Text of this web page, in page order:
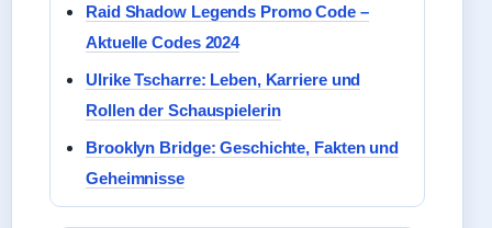
Raid Shadow Legends Promo Code –
Aktuelle Codes 2024
Ulrike Tscharre: Leben, Karriere und
Rollen der Schauspielerin
Brooklyn Bridge: Geschichte, Fakten und
Geheimnisse